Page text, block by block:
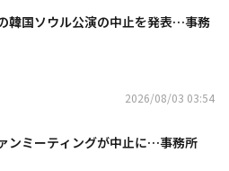
韓国ソウル公演の中止を発表…事務
2026/08/03 03:54
ンミーティングが中止に…事務所